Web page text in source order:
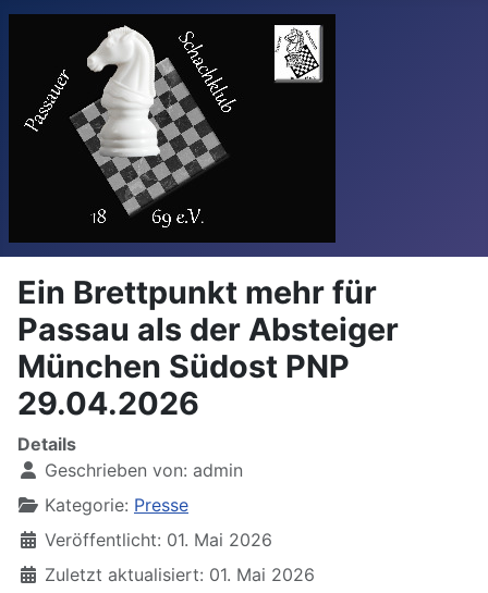
Ein Brettpunkt mehr für
Passau als der Absteiger
München Südost PNP
29.04.2026
Details
Geschrieben von: admin
Kategorie: Presse
Veröffentlicht: 01. Mai 2026
Zuletzt aktualisiert: 01. Mai 2026